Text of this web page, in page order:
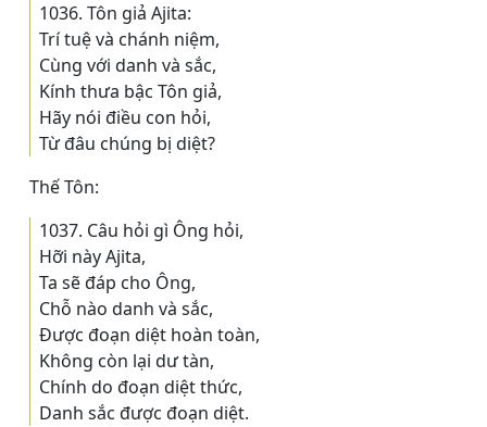
1036. Tôn giả Ajita:
Trí tuệ và chánh niệm,
Cùng với danh và sắc,
Kính thưa bậc Tôn giả,
Hãy nói điều con hỏi,
Từ đâu chúng bị diệt?
Thế Tôn:
1037. Câu hỏi gì Ông hỏi,
Hỡi này Ajita,
Ta sẽ đáp cho Ông,
Chỗ nào danh và sắc,
Ðược đoạn diệt hoàn toàn,
Không còn lại dư tàn,
Chính do đoạn diệt thức,
Danh sắc được đoạn diệt.